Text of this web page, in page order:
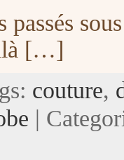
passés
[…]
couture,
|